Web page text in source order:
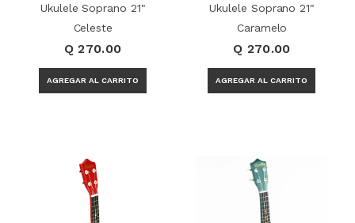
Ukulele Soprano 21"
Celeste
Q 270.00
Ukulele Soprano 21"
Caramelo
Q 270.00